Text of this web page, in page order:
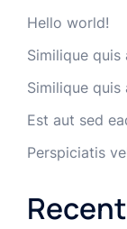
Hello world!
Similique
Similique
Est aut sed
Perspiciatis